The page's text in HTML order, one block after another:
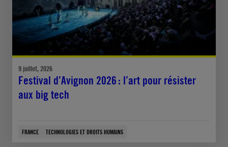
9 juillet, 2026
Festival d’Avignon 2026 : l’art pour résister
aux big tech
FRANCE TECHNOLOGIES ET DROITS HUMAINS